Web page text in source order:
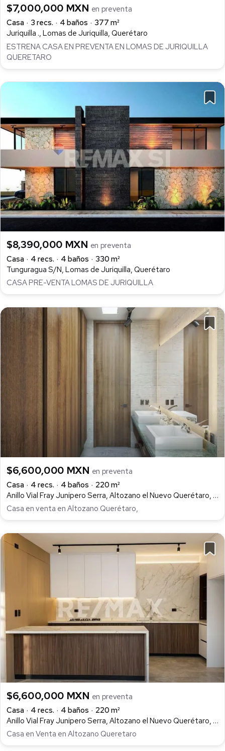
$7,000,000 MXN en preventa
Casa
3 recs. 4 baños
377 m²
Juriquilla ., Lomas de Juriquilla, Querétaro
ESTRENA CASA EN PREVENTA EN LOMAS DE JURIQUILLA
QUERETARO
$8,390,000 MXN en preventa
Casa
4 recs. 4 baños
330 m²
Tunguragua S/N, Lomas de Juriquilla, Querétaro
CASA PRE-VENTA LOMAS DE JURIQUILLA
$6,600,000 MXN en preventa
Casa
4 recs. 4 baños
220 m²
Anillo Vial Fray Junipero Serra, Altozano el Nuevo Querétaro, Querétaro
Casa en venta en Altozano Querétaro,
$6,600,000 MXN en preventa
Casa
4 recs. 4 baños
220 m²
Anillo Vial Fray Junipero Serra, Altozano el Nuevo Querétaro, Querétaro
Casa en Venta en Altozano Queretaro